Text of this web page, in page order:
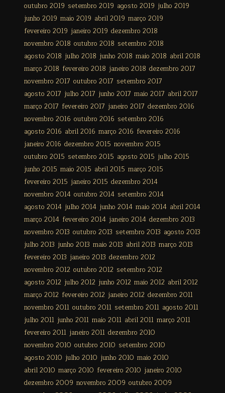
outubro 2019 setembro 2019 agosto 2019 julho 2019
junho 2019 maio 2019 abril 2019 março 2019
fevereiro 2019 janeiro 2019 dezembro 2018
novembro 2018 outubro 2018 setembro 2018
agosto 2018 julho 2018 junho 2018 maio 2018 abril 2018
março 2018 fevereiro 2018 janeiro 2018 dezembro 2017
novembro 2017 outubro 2017 setembro 2017
agosto 2017 julho 2017 junho 2017 maio 2017 abril 2017
março 2017 fevereiro 2017 janeiro 2017 dezembro 2016
novembro 2016 outubro 2016 setembro 2016
agosto 2016 abril 2016 março 2016 fevereiro 2016
janeiro 2016 dezembro 2015 novembro 2015
outubro 2015 setembro 2015 agosto 2015 julho 2015
junho 2015 maio 2015 abril 2015 março 2015
fevereiro 2015 janeiro 2015 dezembro 2014
novembro 2014 outubro 2014 setembro 2014
agosto 2014 julho 2014 junho 2014 maio 2014 abril 2014
março 2014 fevereiro 2014 janeiro 2014 dezembro 2013
novembro 2013 outubro 2013 setembro 2013 agosto 2013
julho 2013 junho 2013 maio 2013 abril 2013 março 2013
fevereiro 2013 janeiro 2013 dezembro 2012
novembro 2012 outubro 2012 setembro 2012
agosto 2012 julho 2012 junho 2012 maio 2012 abril 2012
março 2012 fevereiro 2012 janeiro 2012 dezembro 2011
novembro 2011 outubro 2011 setembro 2011 agosto 2011
julho 2011 junho 2011 maio 2011 abril 2011 março 2011
fevereiro 2011 janeiro 2011 dezembro 2010
novembro 2010 outubro 2010 setembro 2010
agosto 2010 julho 2010 junho 2010 maio 2010
abril 2010 março 2010 fevereiro 2010 janeiro 2010
dezembro 2009 novembro 2009 outubro 2009